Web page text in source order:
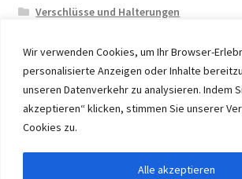
Wir verwenden Cookies, um Ihr Browser-
personalisierte Anzeigen oder Inhalte
unseren Datenverkehr zu analysieren. Indem
akzeptieren“ klicken, stimmen Sie unserer
Cookies zu.
Alle akzeptieren
Verschlüsse und Halterungen
© 2026 Eruon Trade UG, Germany,